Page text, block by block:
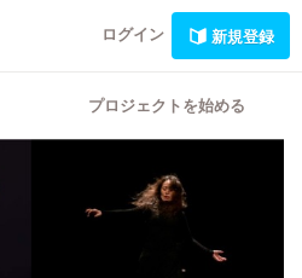
ログイン 新規登録
プロジェクトを始める